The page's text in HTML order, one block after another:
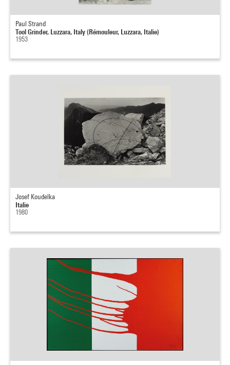
Paul Strand
Tool Grinder, Luzzara, Italy (Rémouleur, Luzzara, Italie)
1953
Josef Koudelka
Italie
1980